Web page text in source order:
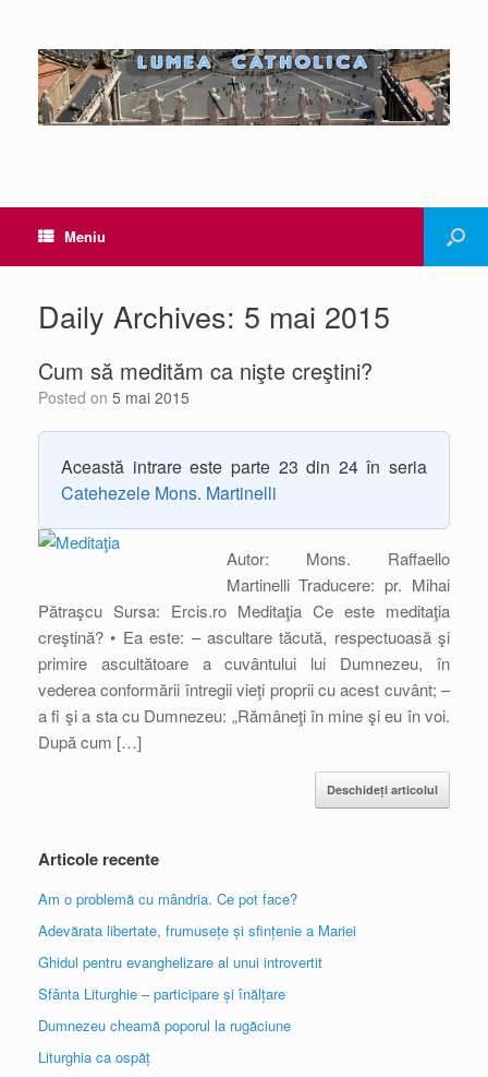
Meniu
Daily Archives: 5 mai 2015
Cum să medităm ca nişte creştini?
Posted on 5 mai 2015
Această intrare este parte 23 din 24 în seria
Catehezele Mons. Martinelli
Autor: Mons. Raffaello
Martinelli Traducere: pr. Mihai
Pătraşcu Sursa: Ercis.ro Meditaţia Ce este meditaţia
creştină? • Ea este: – ascultare tăcută, respectuoasă şi
primire ascultătoare a cuvântului lui Dumnezeu, în
vederea conformării întregii vieţi proprii cu acest cuvânt; –
a fi şi a sta cu Dumnezeu: „Rămâneţi în mine şi eu în voi.
După cum […]
Deschideți articolul
Articole recente
Am o problemă cu mândria. Ce pot face?
Adevărata libertate, frumusețe și sfințenie a Mariei
Ghidul pentru evanghelizare al unui introvertit
Sfânta Liturghie – participare și înălțare
Dumnezeu cheamă poporul la rugăciune
Liturghia ca ospăț